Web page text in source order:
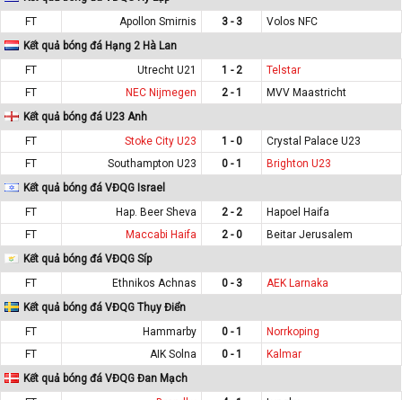
FT
Apollon Smirnis 3 - 3
Volos NFC
Kết quả bóng đá Hạng 2 Hà Lan
FT
Utrecht U21 1 - 2
Telstar
FT
NEC Nijmegen 2 - 1
MVV Maastricht
Kết quả bóng đá U23 Anh
FT
Stoke City U23 1 - 0
Crystal Palace U23
FT
Southampton U23 0 - 1
Brighton U23
Kết quả bóng đá VĐQG Israel
FT
Hap. Beer Sheva 2 - 2
Hapoel Haifa
FT
Maccabi Haifa 2 - 0
Beitar Jerusalem
Kết quả bóng đá VĐQG Síp
FT
Ethnikos Achnas 0 - 3
AEK Larnaka
Kết quả bóng đá VĐQG Thụy Điển
FT
Hammarby 0 - 1
Norrkoping
FT
AIK Solna 0 - 1
Kalmar
Kết quả bóng đá VĐQG Đan Mạch